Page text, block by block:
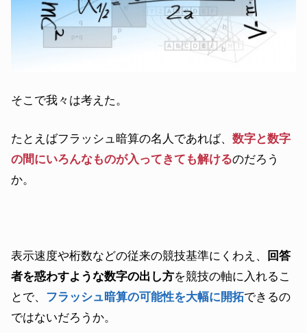
そこで我々は考えた。
たとえばフラッシュ暗算の名人であれば、数字と数字
の間にいろんなものが入ってきても解けるのだろう
か。
表示速度や桁数などの従来の競技基準にくわえ、
回答
者を惑わすような数字の出し方を競技の軸に入れるこ
とで、 フラッシュ暗算の可能性を大幅に開拓できるの
ではないだろうか。